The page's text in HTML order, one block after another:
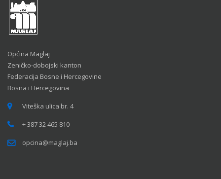
Općina Maglaj
Zeničko-dobojski kanton
Federacija Bosne i Hercegovine
Bosna i Hercegovina
Viteška ulica br. 4
+ 387 32 465 810
opcina@maglaj.ba